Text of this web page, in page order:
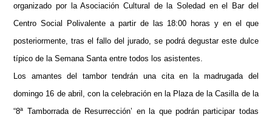
organizado por la Asociación Cultural de la Soledad en el Bar del
Centro Social Polivalente a partir de las 18:00 horas y en el que
posteriormente, tras el fallo del jurado, se podrá degustar este dulce
típico de la Semana Santa entre todos los asistentes.
Los amantes del tambor tendrán una cita en la madrugada del
domingo 16 de abril, con la celebración en la Plaza de la Casilla de la
“8ª Tamborrada de Resurrección’ en la que podrán participar todas